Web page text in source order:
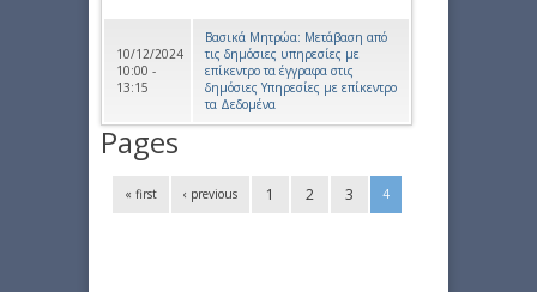
10/12/2024
10:00 -
13:15
Βασικά Μητρώα: Μετάβαση από
τις δημόσιες υπηρεσίες με
επίκεντρο τα έγγραφα στις
δημόσιες Υπηρεσίες με επίκεντρο
τα Δεδομένα
Pages
« first ‹ previous 1 2 3 4